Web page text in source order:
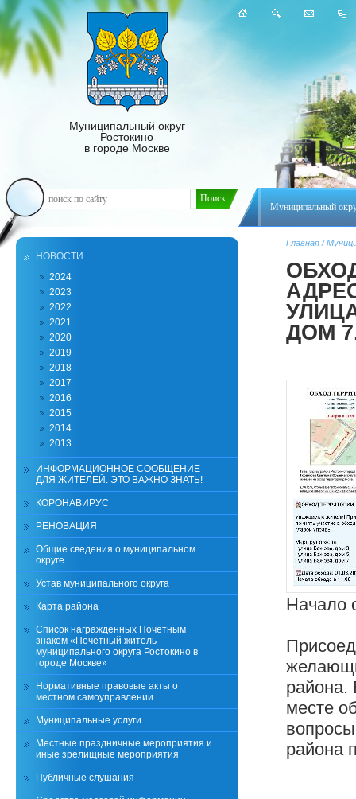
Муниципальный
Муниципальный округ
Ростокино
в городе Москве
Главная /
ДОМ
Начало
района.
месте
района
НОВОСТИ
2024
2023
2022
2021
2020
2019
2018
2017
2016
2015
2014
2013
ИНФОРМАЦИОННОЕ СООБЩЕНИЕ
ДЛЯ ЖИТЕЛЕЙ. ЭТО ВАЖНО ЗНАТЬ!
КОРОНАВИРУС
РЕНОВАЦИЯ
Общие сведения о муниципальном
округе
Устав муниципального округа
Карта района
Список награжденных Почётным
знаком «Почётный житель
муниципального округа Ростокино в
городе Москве»
Нормативные правовые акты о
местном самоуправлении
Муниципальные услуги
Местные праздничные мероприятия и
иные зрелищные мероприятия
Публичные слушания